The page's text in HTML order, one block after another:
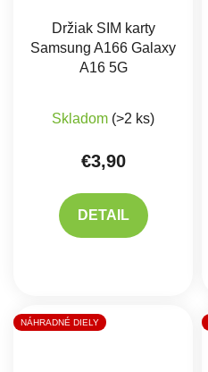
Držiak SIM karty
Samsung A166 Galaxy
A16 5G
Skladom (>2 ks)
€3,90
DETAIL
NÁHRADNÉ DIELY